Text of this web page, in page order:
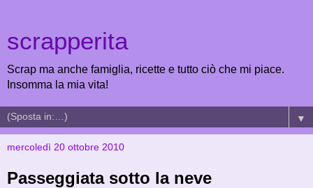
scrapperita
Scrap ma anche famiglia, ricette e tutto ciò che mi piace.
Insomma la mia vita!
▼
mercoledì 20 ottobre 2010
Passeggiata sotto la neve